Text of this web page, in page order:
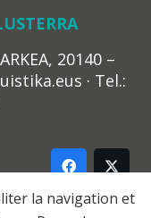
20140 –
· Tel.:
la navigation et